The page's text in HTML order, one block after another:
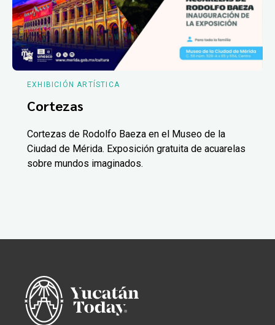
EXHIBICIÓN ARTÍSTICA
Cortezas
Cortezas de Rodolfo Baeza en el Museo de la
Ciudad de Mérida. Exposición gratuita de acuarelas
sobre mundos imaginados.